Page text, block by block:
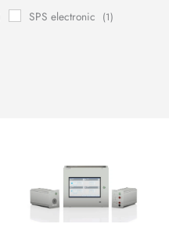
SPS electronic (1)